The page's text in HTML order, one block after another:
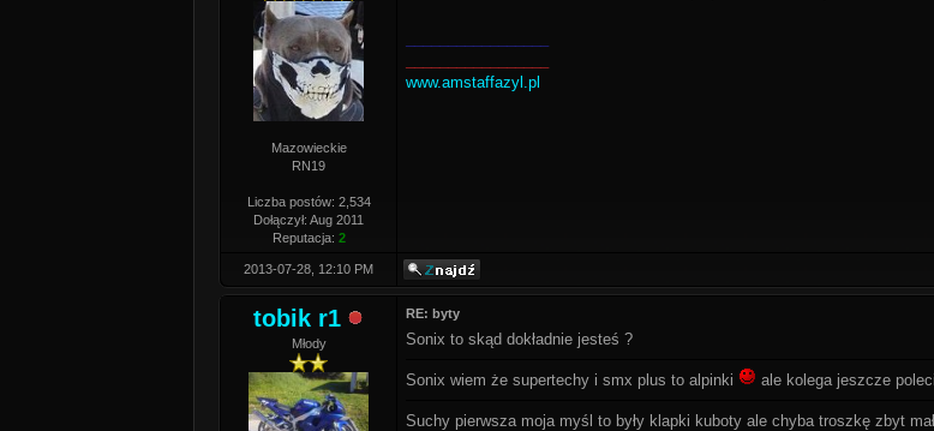
Mazowieckie
RN19
Liczba postów: 2,534
Dołączył: Aug 2011
Reputacja: 2
www.amstaffazyl.pl
2013-07-28, 12:10 PM
tobik r1
Młody
RE: byty
Sonix to skąd dokładnie jesteś ?
Sonix wiem że supertechy i smx plus to alpinki ale kolega jeszcze
Suchy pierwsza moja myśl to były klapki kuboty ale chyba troszkę zbyt